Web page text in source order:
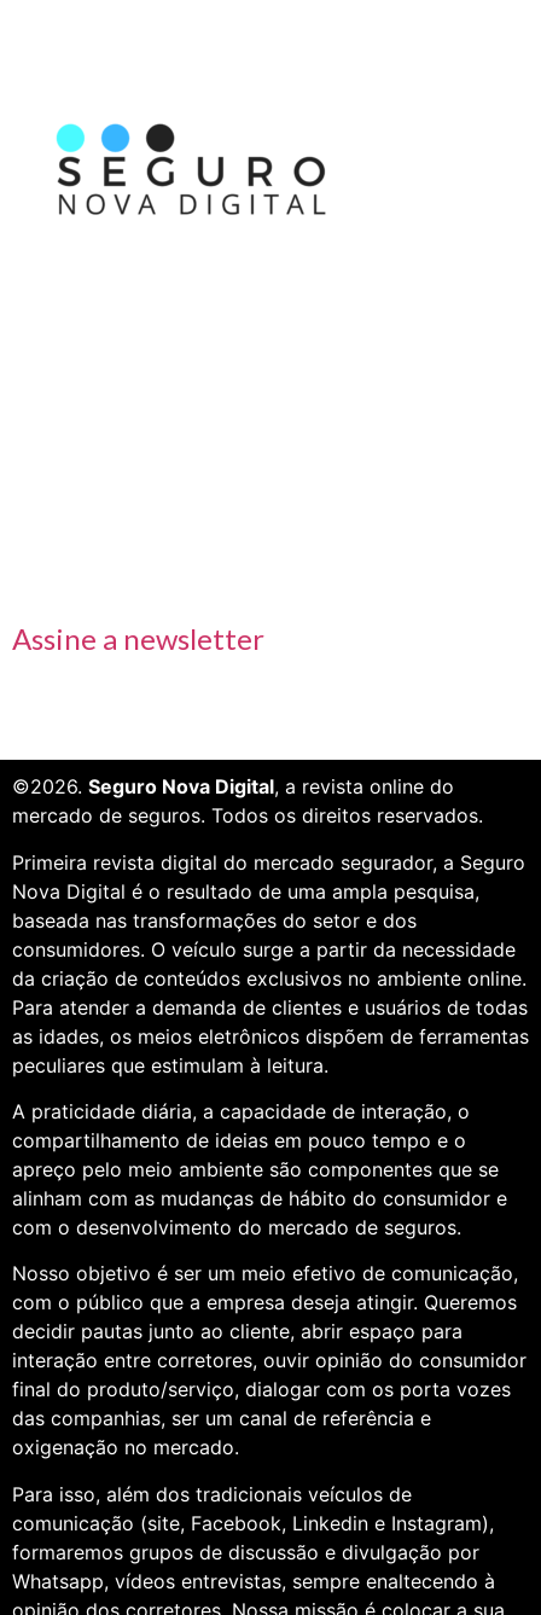
Assine a newsletter
©2026. Seguro Nova Digital, a revista online do
mercado de seguros. Todos os direitos reservados.
Primeira revista digital do mercado segurador, a Seguro
Nova Digital é o resultado de uma ampla pesquisa,
baseada nas transformações do setor e dos
consumidores. O veículo surge a partir da necessidade
da criação de conteúdos exclusivos no ambiente online.
Para atender a demanda de clientes e usuários de todas
as idades, os meios eletrônicos dispõem de ferramentas
peculiares que estimulam à leitura.
A praticidade diária, a capacidade de interação, o
compartilhamento de ideias em pouco tempo e o
apreço pelo meio ambiente são componentes que se
alinham com as mudanças de hábito do consumidor e
com o desenvolvimento do mercado de seguros.
Nosso objetivo é ser um meio efetivo de comunicação,
com o público que a empresa deseja atingir. Queremos
decidir pautas junto ao cliente, abrir espaço para
interação entre corretores, ouvir opinião do consumidor
final do produto/serviço, dialogar com os porta vozes
das companhias, ser um canal de referência e
oxigenação no mercado.
Para isso, além dos tradicionais veículos de
comunicação (site, Facebook, Linkedin e Instagram),
formaremos grupos de discussão e divulgação por
Whatsapp, vídeos entrevistas, sempre enaltecendo à
opinião dos corretores. Nossa missão é colocar a sua